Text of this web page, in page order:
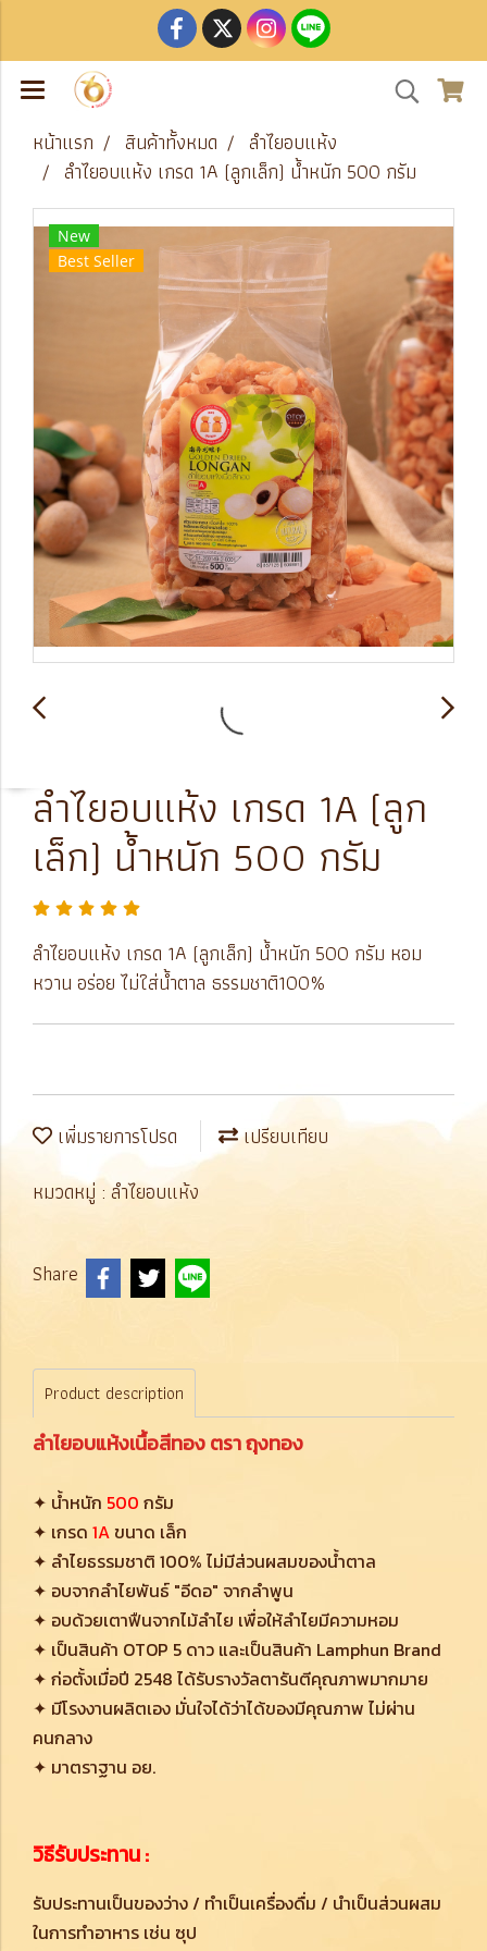
หน้าแรก สินค้าทั้งหมด
ลำไยอบแห้ง
ลำไยอบแห้ง เกรด 1A (ลูกเล็ก) น้ำหนัก 500 กรัม
New
Best Seller
ลำไยอบแห้ง เกรด 1A (ลูก
เล็ก) น้ำหนัก 500 กรัม
ลำไยอบแห้ง เกรด 1A (ลูกเล็ก) น้ำหนัก 500 กรัม หอม
หวาน อร่อย ไม่ใส่น้ำตาล ธรรมชาติ100%
เพิ่มรายการโปรด
เปรียบเทียบ
หมวดหมู่ :ลำไยอบแห้ง
Share
Product description
ลำไยอบแห้งเนื้อสีทอง ตรา ถุงทอง
✦ น้ำหนัก 500 กรัม
✦ เกรด 1A ขนาด เล็ก
✦ ลำไยธรรมชาติ 100% ไม่มีส่วนผสมของน้ำตาล
✦ อบจากลำไยพันธ์ "อีดอ" จากลำพูน
✦ อบด้วยเตาฟืนจากไม้ลำไย เพื่อให้ลำไยมีความหอม
✦ เป็นสินค้า OTOP 5 ดาว และเป็นสินค้า Lamphun Brand
✦ ก่อตั้งเมื่อปี 2548 ได้รับรางวัลตารันตีคุณภาพมากมาย
✦ มีโรงงานผลิตเอง มั่นใจได้ว่าได้ของมีคุณภาพ ไม่ผ่าน
คนกลาง
✦ มาตราฐาน อย.
วิธีรับประทาน :
รับประทานเป็นของว่าง / ทำเป็นเครื่องดื่ม / นำเป็นส่วนผสม
ในการทำอาหาร เช่น ซุป